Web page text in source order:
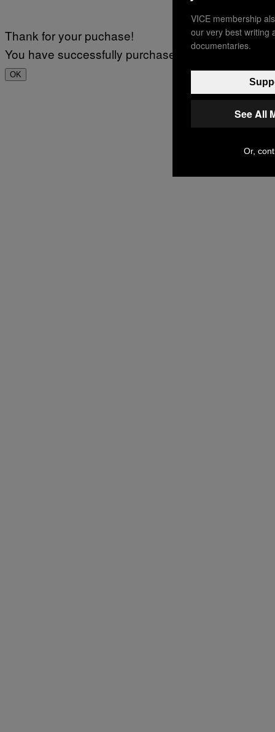
VICE membership
our very best writing
documentaries.
See All
Or,
Thank for your puchase!
You have successfully purchased.
OK